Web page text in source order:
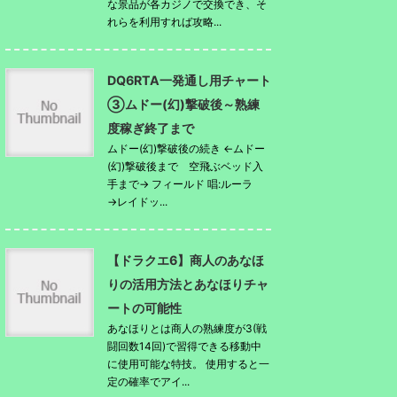
な景品が各カジノで交換でき、そ
れらを利用すれば攻略...
DQ6RTA一発通し用チャート
③ムドー(幻)撃破後～熟練
度稼ぎ終了まで
ムドー(幻)撃破後の続き ←ムドー
(幻)撃破後まで 空飛ぶベッド入
手まで→ フィールド 唱:ルーラ
→レイドッ...
【ドラクエ6】商人のあなほ
りの活用方法とあなほりチャ
ートの可能性
あなほりとは商人の熟練度が3(戦
闘回数14回)で習得できる移動中
に使用可能な特技。 使用すると一
定の確率でアイ...